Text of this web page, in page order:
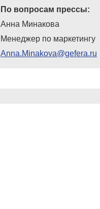
По вопросам прессы:
Анна Минакова
Менеджер по маркетингу
Anna.Minakova@gefera.ru